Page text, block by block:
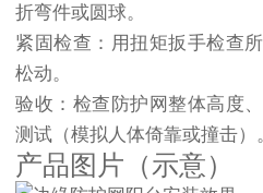
折弯件或圆球。
紧固检查： 用扭矩扳手检查
松动。
验收： 检查防护网整体高度
测试（模拟人体倚靠或撞击）
产品图片（示意）